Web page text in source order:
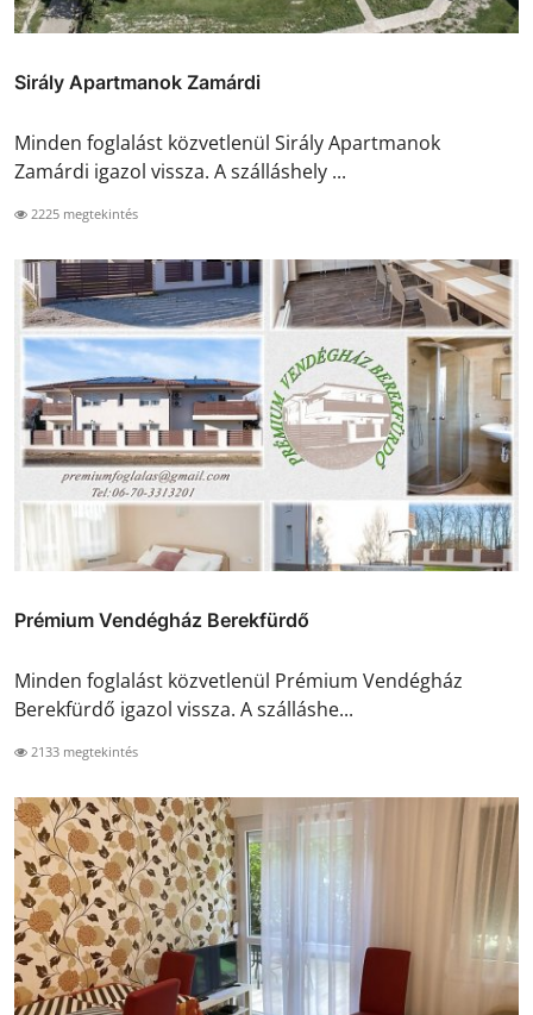
Sirály Apartmanok Zamárdi
Minden foglalást közvetlenül Sirály Apartmanok
Zamárdi igazol vissza. A szálláshely ...
2225 megtekintés
Prémium Vendégház Berekfürdő
Minden foglalást közvetlenül Prémium Vendégház
Berekfürdő igazol vissza. A szálláshe...
2133 megtekintés